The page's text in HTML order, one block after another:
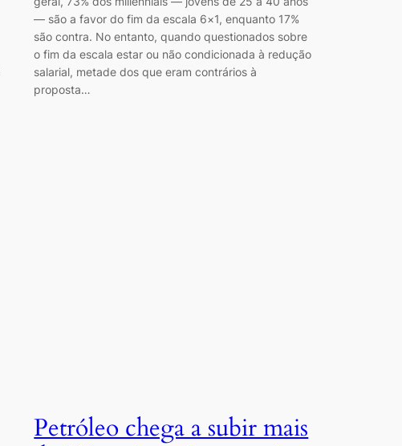
— são a favor do fim da escala 6×1, enquanto 17%
são contra. No entanto, quando questionados sobre
o fim da escala estar ou não condicionada à redução
salarial, metade dos que eram contrários à
proposta…
Petróleo chega a subir mais